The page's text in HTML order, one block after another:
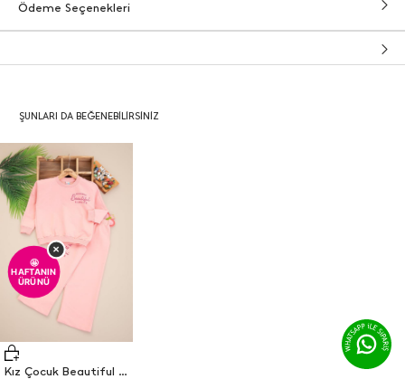
Ödeme Seçenekleri
ŞUNLARI DA BEĞENEBILIRSINIZ
Kız Çocuk Beautiful Always Baskılı Takım - 25643 (3-6 Yaş)
🤩
HAFTANIN
ÜRÜNÜ
×